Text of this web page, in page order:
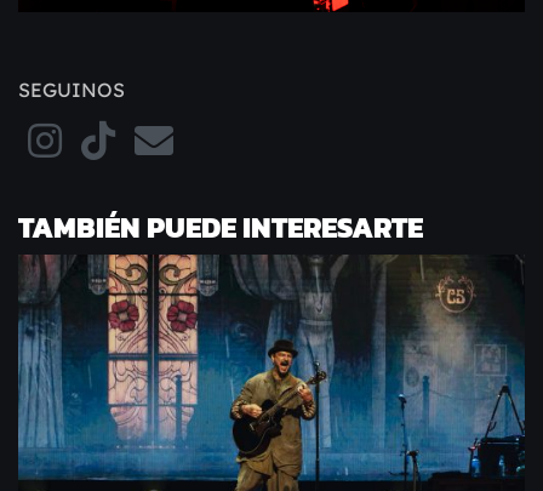
SEGUINOS
TAMBIÉN PUEDE INTERESARTE